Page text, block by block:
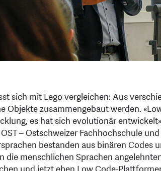
sich mit Lego vergleichen: Aus
zusammengebaut werden.
es hat sich evolutionär
– Ostschweizer Fachhochschule
bestanden aus binären Codes
die menschlichen Sprachen